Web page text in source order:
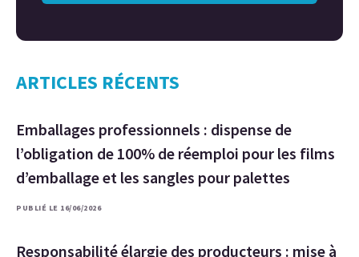
ARTICLES RÉCENTS
Emballages professionnels : dispense de
l’obligation de 100% de réemploi pour les films
d’emballage et les sangles pour palettes
PUBLIÉ LE 16/06/2026
Responsabilité élargie des producteurs : mise à